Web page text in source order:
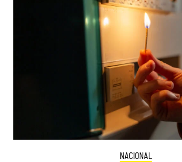
NACIONAL